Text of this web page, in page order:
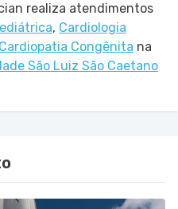
realiza atendimentos
, Cardiologia
Cardiopatia Congênita na
São Luiz São Caetano